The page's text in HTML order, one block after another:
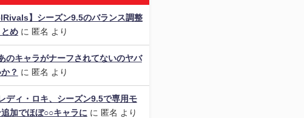
】シーズン9.5のバランス調整
めに 匿名 より
のキャラがナーフされてないのヤバ
？ に 匿名 より
ディ・ロキ、シーズン9.5で専用モ
加でほぼ○○キャラに に 匿名 より